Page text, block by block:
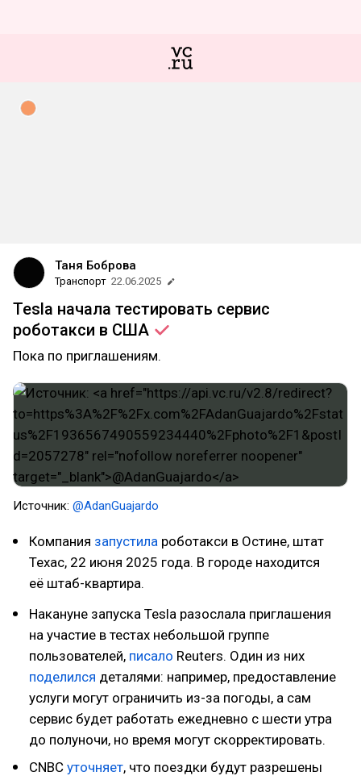
Таня Боброва
Транспорт 22.06.2025
Tesla начала тестировать сервис
роботакси в США
Пока по приглашениям.
Источник: @AdanGuajardo
Компания запустила роботакси в Остине, штат
Техас, 22 июня 2025 года. В городе находится
её штаб-квартира.
Накануне запуска Tesla разослала приглашения
на участие в тестах небольшой группе
пользователей, писало Reuters. Один из них
поделился деталями: например, предоставление
услуги могут ограничить из-за погоды, а сам
сервис будет работать ежедневно с шести утра
до полуночи, но время могут скорректировать.
CNBC уточняет, что поездки будут разрешены